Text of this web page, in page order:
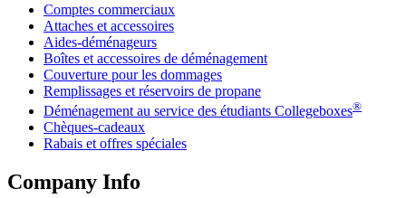
Comptes commerciaux
Attaches et accessoires
Aides-déménageurs
Boîtes et accessoires de déménagement
Couverture pour les dommages
Remplissages et réservoirs de propane
Déménagement au service des étudiants Collegeboxes®
Chèques-cadeaux
Rabais et offres spéciales
Company Info